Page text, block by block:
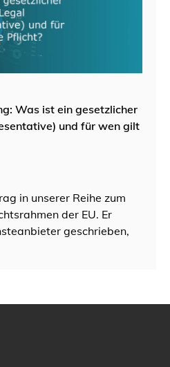
Was ist ein gesetzlicher
und für wen gilt
in unserer Reihe zum
der EU. Er
geschrieben,